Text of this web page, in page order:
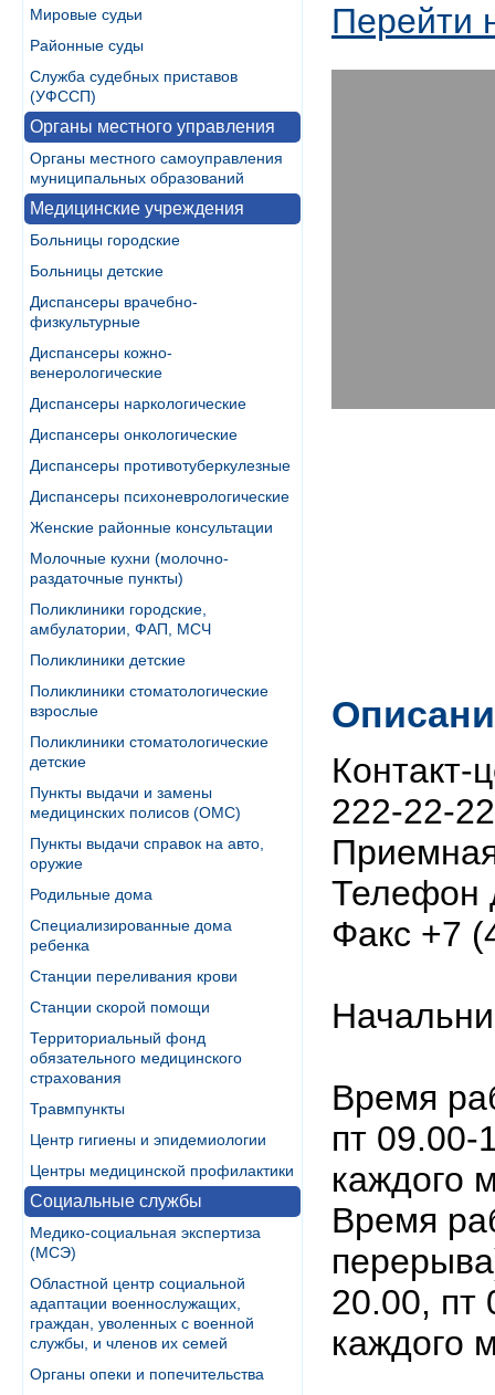
Мировые судьи
Районные суды
Служба судебных приставов
(УФССП)
Органы местного управления
Органы местного самоуправления
муниципальных образований
Медицинские учреждения
Больницы городские
Больницы детские
Диспансеры врачебно-
физкультурные
Диспансеры кожно-
венерологические
Диспансеры наркологические
Диспансеры онкологические
Диспансеры противотуберкулезные
Диспансеры психоневрологические
Женские районные консультации
Молочные кухни (молочно-
раздаточные пункты)
Поликлиники городские,
амбулатории, ФАП, МСЧ
Поликлиники детские
Поликлиники стоматологические
взрослые
Поликлиники стоматологические
детские
Пункты выдачи и замены
медицинских полисов (ОМС)
Пункты выдачи справок на авто,
оружие
Родильные дома
Специализированные дома
ребенка
Станции переливания крови
Станции скорой помощи
Территориальный фонд
обязательного медицинского
страхования
Травмпункты
Центр гигиены и эпидемиологии
Центры медицинской профилактики
Социальные службы
Медико-социальная экспертиза
(МСЭ)
Областной центр социальной
адаптации военнослужащих,
граждан, уволенных с военной
службы, и членов их семей
Органы опеки и попечительства
Перейти
Контакт-
222-22-22
Телефон
Факс +7
Время
пт 09.00-
каждого
Время
20.00, пт
каждого